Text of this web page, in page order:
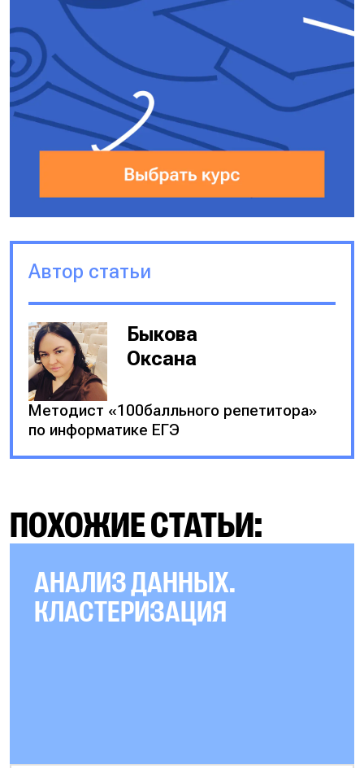
Автор статьи
Быкова
Оксана
Методист «100балльного репетитора»
по информатике ЕГЭ
ПОХОЖИЕ СТАТЬИ:
АНАЛИЗ ДАННЫХ.
КЛАСТЕРИЗАЦИЯ